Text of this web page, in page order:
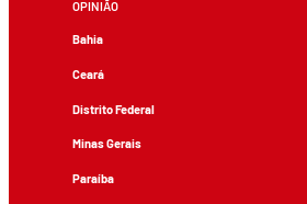
OPINIÃO
Bahia
Ceará
Distrito Federal
Minas Gerais
Paraíba